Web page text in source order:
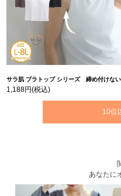
サラ肌 ブラトップ シリーズ 締め付けない リブ タンクトップ | 大きいサイズの通販ならハッピーマリリン
1,188円(税込)
10位
あなたに